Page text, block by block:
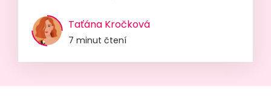
Taťána Kročková
7 minut čtení